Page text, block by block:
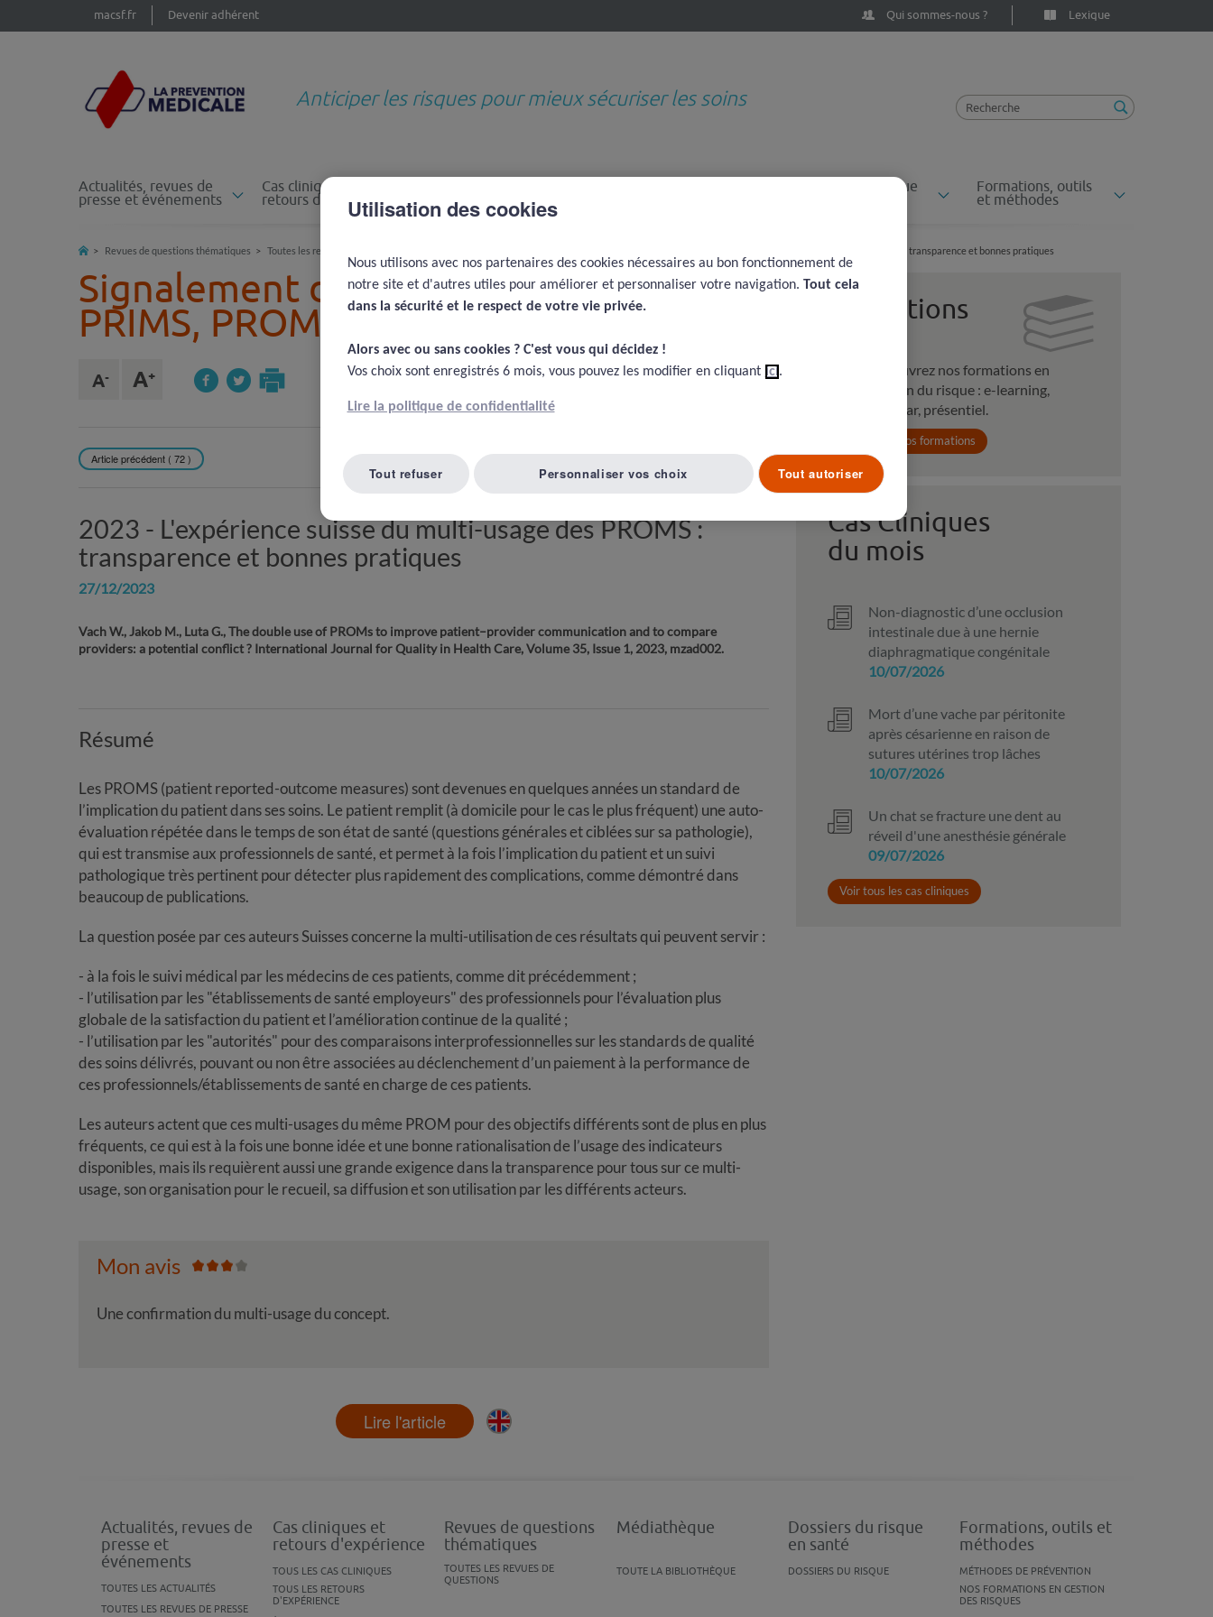
macsf.fr Devenir adhérent Lexique
Qui sommes-nous ?
Anticiper les risques pour mieux sécuriser les soins
Actualités, revues de
presse et événements
Cas cliniques et
retours d'expérience thématiques
Dossiers du risque Formations, outils
et méthodes
Revues de questions thématiques Toutes les revues de questions L'expérience suisse du multi-usage des PROMS : transparence et bonnes pratiques
Signalement des EIG par les patients,
PRIMS, PROMS, PREMS
Article précédent ( 72 ) REVENIR À LA LISTE D'ARTICLES Article suivant ( 48 )
2023 - L'expérience suisse du multi-usage des PROMS :
transparence et bonnes pratiques
27/12/2023
Vach W., Jakob M., Luta G., The double use of PROMs to improve patient–provider communication and to compare
providers: a potential conflict ? International Journal for Quality in Health Care, Volume 35, Issue 1, 2023, mzad002.
Résumé
Les PROMS (patient reported-outcome measures) sont devenues en quelques années un standard de
l’implication du patient dans ses soins. Le patient remplit (à domicile pour le cas le plus fréquent) une auto-
évaluation répétée dans le temps de son état de santé (questions générales et ciblées sur sa pathologie),
qui est transmise aux professionnels de santé, et permet à la fois l’implication du patient et un suivi
pathologique très pertinent pour détecter plus rapidement des complications, comme démontré dans
beaucoup de publications.
La question posée par ces auteurs Suisses concerne la multi-utilisation de ces résultats qui peuvent servir :
- à la fois le suivi médical par les médecins de ces patients, comme dit précédemment ;
- l’utilisation par les "établissements de santé employeurs" des professionnels pour l’évaluation plus
globale de la satisfaction du patient et l’amélioration continue de la qualité ;
- l’utilisation par les "autorités" pour des comparaisons interprofessionnelles sur les standards de qualité
des soins délivrés, pouvant ou non être associées au déclenchement d’un paiement à la performance de
ces professionnels/établissements de santé en charge de ces patients.
Les auteurs actent que ces multi-usages du même PROM pour des objectifs différents sont de plus en plus
fréquents, ce qui est à la fois une bonne idée et une bonne rationalisation de l’usage des indicateurs
disponibles, mais ils requièrent aussi une grande exigence dans la transparence pour tous sur ce multi-
usage, son organisation pour le recueil, sa diffusion et son utilisation par les différents acteurs.
Mon avis
Une confirmation du multi-usage du concept.
Lire l'article
Formations
Découvrez nos formations en
gestion du risque : e-learning,
webinar, présentiel.
Voir toutes nos formations
Cas Cliniques
du mois
Non-diagnostic d’une occlusion
intestinale due à une hernie
diaphragmatique congénitale
10/07/2026
Mort d’une vache par péritonite
après césarienne en raison de
sutures utérines trop lâches
10/07/2026
Un chat se fracture une dent au
réveil d'une anesthésie générale
09/07/2026
Voir tous les cas cliniques
Actualités, revues de
presse et
événements
TOUTES LES ACTUALITÉS
TOUTES LES REVUES DE PRESSE
Cas cliniques et
retours d'expérience
TOUS LES CAS CLINIQUES
TOUS LES RETOURS
D'EXPÉRIENCE
Revues de questions
thématiques
TOUTES LES REVUES DE
QUESTIONS
Médiathèque
TOUTE LA BIBLIOTHÈQUE
Dossiers du risque
en santé
DOSSIERS DU RISQUE
Formations, outils et
méthodes
MÉTHODES DE PRÉVENTION
NOS FORMATIONS EN GESTION
DES RISQUES
Utilisation des cookies
Nous utilisons avec nos partenaires des cookies nécessaires au bon fonctionnement de
notre site et d'autres utiles pour améliorer et personnaliser votre navigation. Tout cela
dans la sécurité et le respect de votre vie privée.​
Alors avec ou sans cookies ? C'est vous qui décidez !​
Vos choix sont enregistrés 6 mois, vous pouvez les modifier en cliquant ici.
Lire la politique de confidentialité
Tout refuser Tout autoriser
Personnaliser vos choix